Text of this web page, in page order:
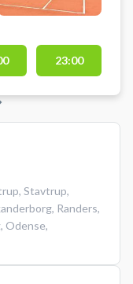
23:00
, Stavtrup,
, Randers,
, Odense,